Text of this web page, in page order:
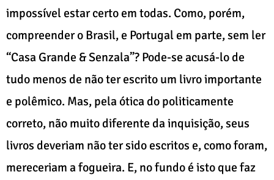
impossível estar certo em todas. Como, porém,
compreender o Brasil, e Portugal em parte, sem ler
“Casa Grande & Senzala”? Pode-se acusá-lo de
tudo menos de não ter escrito um livro importante
e polêmico. Mas, pela ótica do politicamente
correto, não muito diferente da inquisição, seus
livros deveriam não ter sido escritos e, como foram,
mereceriam a fogueira. E, no fundo é isto que faz